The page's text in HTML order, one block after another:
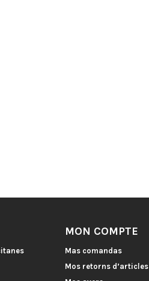
MON COMPTE
Mas comandas
Mos retorns d’articles